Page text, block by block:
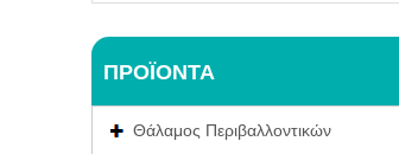
ΠΡΟΪΌΝΤΑ
Θάλαμος Περιβαλλοντικών